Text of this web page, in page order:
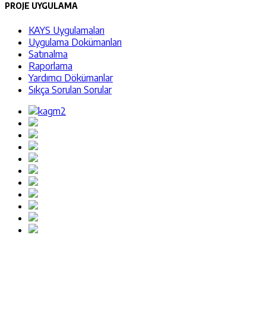
PROJE UYGULAMA
KAYS Uygulamaları
Uygulama Dokümanları
Satınalma
Raporlama
Yardımcı Dökümanlar
Sıkça Sorulan Sorular